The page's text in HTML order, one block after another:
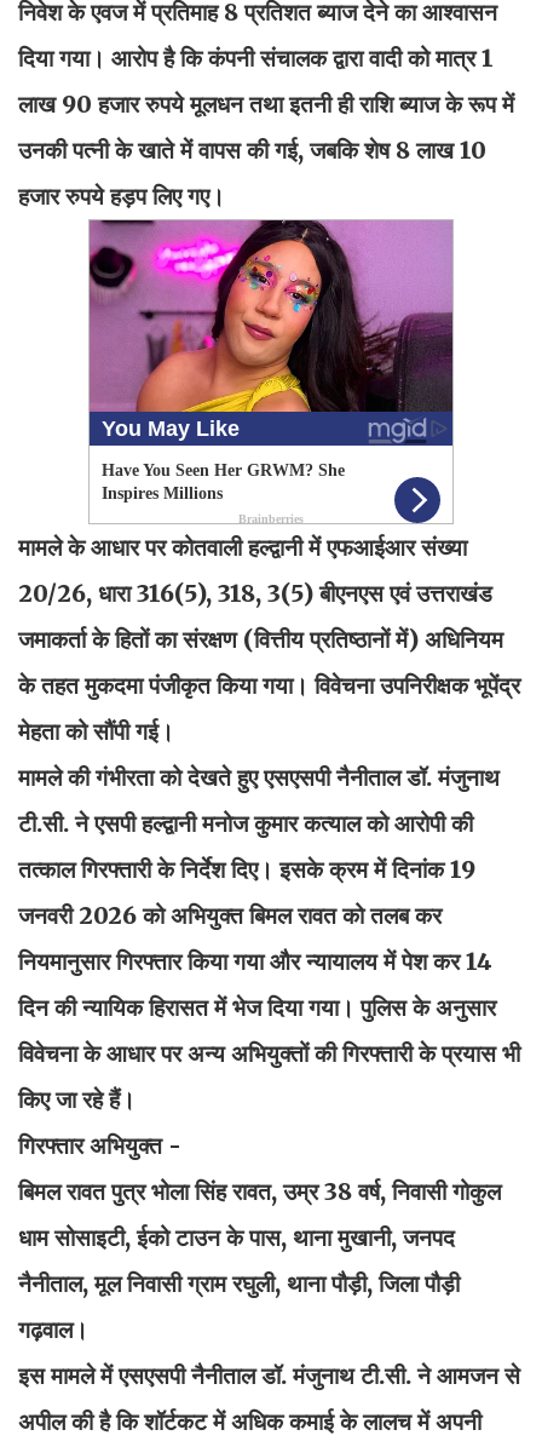
निवेश के एवज में प्रतिमाह 8 प्रतिशत ब्याज देने का आश्वासन
दिया गया। आरोप है कि कंपनी संचालक द्वारा वादी को मात्र 1
लाख 90 हजार रुपये मूलधन तथा इतनी ही राशि ब्याज के रूप में
उनकी पत्नी के खाते में वापस की गई, जबकि शेष 8 लाख 10
हजार रुपये हड़प लिए गए।
मामले के आधार पर कोतवाली हल्द्वानी में एफआईआर संख्या
20/26, धारा 316(5), 318, 3(5) बीएनएस एवं उत्तराखंड
जमाकर्ता के हितों का संरक्षण (वित्तीय प्रतिष्ठानों में) अधिनियम
के तहत मुकदमा पंजीकृत किया गया। विवेचना उपनिरीक्षक भूपेंद्र
मेहता को सौंपी गई।
मामले की गंभीरता को देखते हुए एसएसपी नैनीताल डॉ. मंजुनाथ
टी.सी. ने एसपी हल्द्वानी मनोज कुमार कत्याल को आरोपी की
तत्काल गिरफ्तारी के निर्देश दिए। इसके क्रम में दिनांक 19
जनवरी 2026 को अभियुक्त बिमल रावत को तलब कर
नियमानुसार गिरफ्तार किया गया और न्यायालय में पेश कर 14
दिन की न्यायिक हिरासत में भेज दिया गया। पुलिस के अनुसार
विवेचना के आधार पर अन्य अभियुक्तों की गिरफ्तारी के प्रयास भी
किए जा रहे हैं।
गिरफ्तार अभियुक्त -
बिमल रावत पुत्र भोला सिंह रावत, उम्र 38 वर्ष, निवासी गोकुल
धाम सोसाइटी, ईको टाउन के पास, थाना मुखानी, जनपद
नैनीताल, मूल निवासी ग्राम रघुली, थाना पौड़ी, जिला पौड़ी
गढ़वाल।
इस मामले में एसएसपी नैनीताल डॉ. मंजुनाथ टी.सी. ने आमजन से
अपील की है कि शॉर्टकट में अधिक कमाई के लालच में अपनी